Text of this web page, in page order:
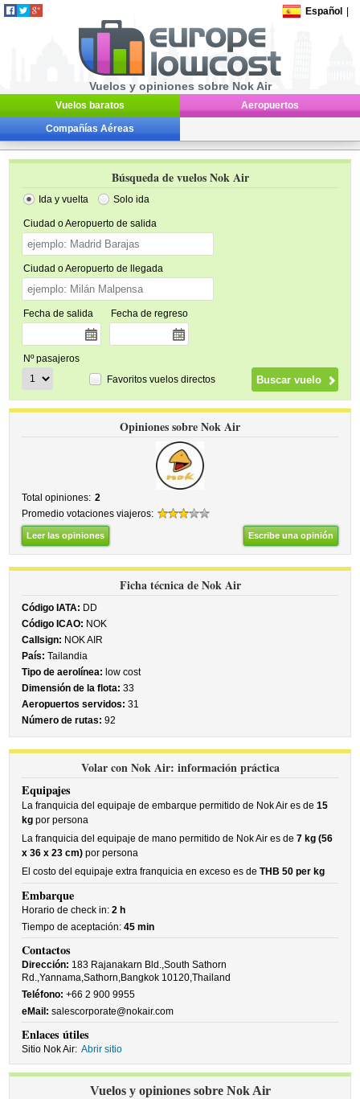
Español
Vuelos y opiniones sobre Nok Air
Vuelos baratos Aeropuertos
Compañías Aéreas
Búsqueda de vuelos Nok Air
Ida y vuelta Solo ida
Ciudad o Aeropuerto de salida
Ciudad o Aeropuerto de llegada
Fecha de salida Fecha de regreso
Nº pasajeros
Favoritos vuelos directos
Opiniones sobre Nok Air
Total opiniones: 2
Promedio votaciones viajeros:
Leer las opiniones Escribe una opinión
Ficha técnica de Nok Air
Código IATA: DD
Código ICAO: NOK
Callsign: NOK AIR
País: Tailandia
Tipo de aerolínea: low cost
Dimensión de la flota: 33
Aeropuertos servidos: 31
Número de rutas: 92
Volar con Nok Air: información práctica
Equipajes
La franquicia del equipaje de embarque permitido de Nok Air es de15
kg por persona
La franquicia del equipaje de mano permitido de Nok Air es de7 kg (56
x 36 x 23 cm) por persona
El costo del equipaje extra franquicia en exceso es deTHB 50 per kg
Embarque
Horario de check in:2 h
Tiempo de aceptación:45 min
Contactos
Dirección: 183 Rajanakarn Bld.,South Sathorn
Rd.,Yannama,Sathorn,Bangkok 10120,Thailand
Teléfono: +66 2 900 9955
eMail: salescorporate@nokair.com
Enlaces útiles
Sitio Nok Air: Abrir sitio
Vuelos y opiniones sobre Nok Air